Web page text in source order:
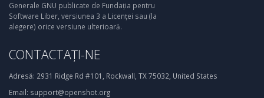
Generale GNU publicate de Fundația pentru
Software Liber, versiunea 3 a Licenței sau (la
alegere) orice versiune ulterioară.
CONTACTAȚI-NE
Adresă: 2931 Ridge Rd #101, Rockwall, TX 75032, United States
Email: support@openshot.org